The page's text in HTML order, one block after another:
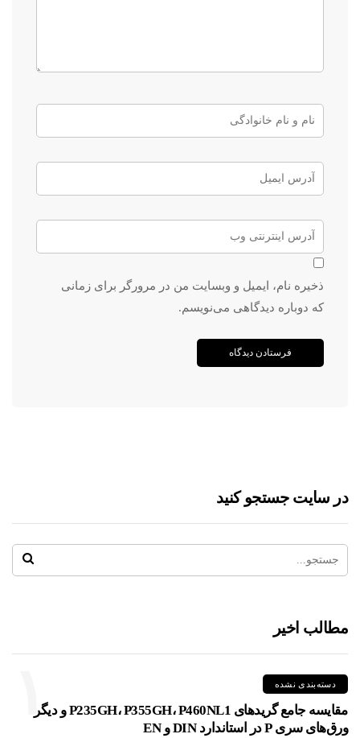
ذخیره نام، ایمیل و وبسایت من در مرورگر برای زمانی
که دوباره دیدگاهی می‌نویسم.
در سایت جستجو کنید
مطالب اخیر
۱ دسته‌بندی نشده
مقایسه جامع گریدهای P235GH، P355GH، P460NL1 و دیگر
ورق‌های سری P در استاندارد DIN و EN